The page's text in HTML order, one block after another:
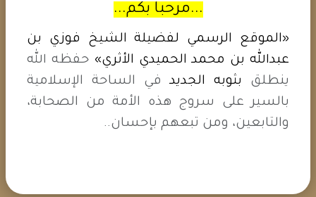
...مرحبا بكم...
«الموقع الرسمي لفضيلة الشيخ فوزي بن
عبدالله بن محمد الحميدي الأثري» حفظه الله
ينطلق
بثوبه الجديد في الساحة الإسلامية
بالسير على سروج هذه الأمة من الصحابة،
والتابعين، ومن تبعهم بإحسان..